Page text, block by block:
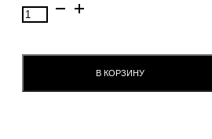
Catrice
Праймер
В КОРЗИНУ